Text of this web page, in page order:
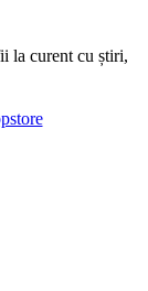
la curent cu știri,